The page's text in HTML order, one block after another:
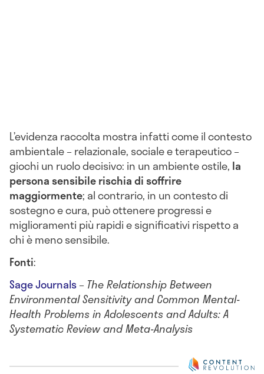
L’evidenza raccolta mostra infatti come il contesto
ambientale – relazionale, sociale e terapeutico –
giochi un ruolo decisivo: in un ambiente ostile, la
persona sensibile rischia di soffrire
maggiormente; al contrario, in un contesto di
sostegno e cura, può ottenere progressi e
miglioramenti più rapidi e significativi rispetto a
chi è meno sensibile.
Fonti:
Sage Journals– The Relationship Between
Environmental Sensitivity and Common Mental-
Health Problems in Adolescents and Adults: A
Systematic Review and Meta-Analysis